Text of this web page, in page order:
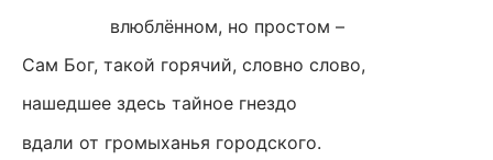
влюблённом, но простом –
Сам Бог, такой горячий, словно слово,
нашедшее здесь тайное гнездо
вдали от громыханья городского.